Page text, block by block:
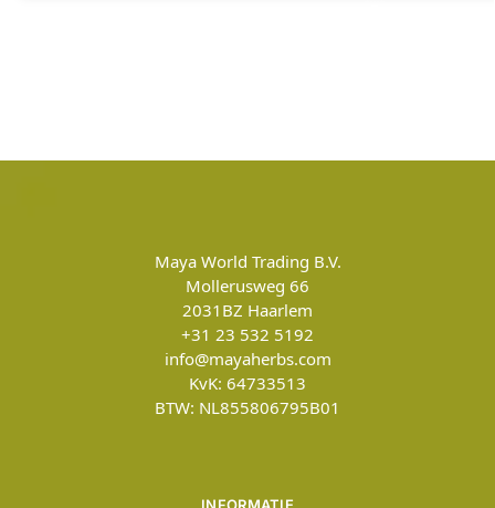
Maya World Trading B.V.
Mollerusweg 66
2031BZ Haarlem
+31 23 532 5192
info@mayaherbs.com
KvK: 64733513
BTW: NL855806795B01